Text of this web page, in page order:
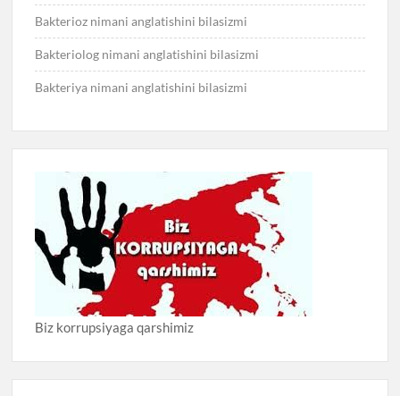
Bakterioz nimani anglatishini bilasizmi
Bakteriolog nimani anglatishini bilasizmi
Bakteriya nimani anglatishini bilasizmi
Biz korrupsiyaga qarshimiz